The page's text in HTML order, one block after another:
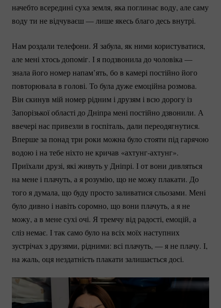
начебто всередині суха земля, яка поглинає воду, але саму
воду ти не відчуваєш — лише якесь благо десь внутрі.
Нам роздали телефони. Я забула, як ними користуватися,
але мені хтось допоміг. І я подзвонила до чоловіка —
знала його номер напам’ять, бо в камері постійно його
повторювала в голові. То була дуже емоційна розмова.
Він скинув мій номер рідним і друзям і всю дорогу із
Запорізької області до Дніпра мені постійно дзвонили. А
ввечері нас привезли в госпіталь, дали переодягнутися.
Вперше за понад три роки можна було стояти під гарячою
водою і на тебе ніхто не кричав «ахтунг-ахтунг».
Приїхали друзі, які живуть у Дніпрі. І от вони дивляться
на мене і плачуть, а я розумію, що не можу плакати. До
того я думала, що буду просто заливатися сльозами. Мені
було дивно і навіть соромно, що вони плачуть, а я не
можу, а в мене сухі очі. Я тремчу від радості, емоцій, а
сліз немає. І так само було на всіх моїх наступних
зустрічах з друзями, рідними: всі плачуть, — я не плачу. І,
на жаль, оця нездатність плакати залишається досі.